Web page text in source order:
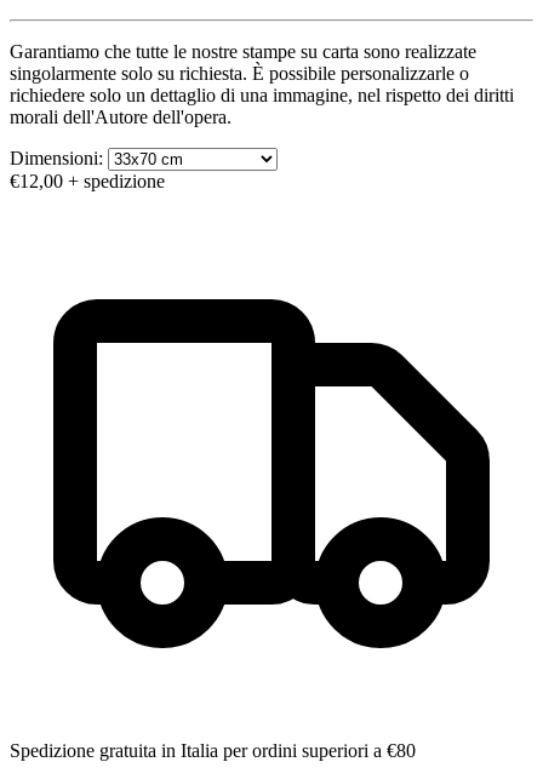
Garantiamo che tutte le nostre stampe su carta sono realizzate
singolarmente solo su richiesta. È possibile personalizzarle o
richiedere solo un dettaglio di una immagine, nel rispetto dei diritti
morali dell'Autore dell'opera.
Dimensioni:
€12,00 + spedizione
Spedizione gratuita in Italia per ordini superiori a €80